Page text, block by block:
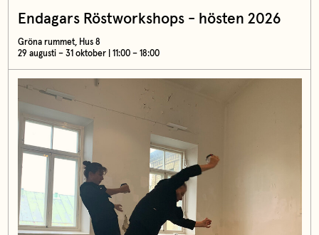
Endagars Röstworkshops - hösten 2026
Gröna rummet, Hus 8
29 augusti – 31 oktober | 11:00 – 18:00